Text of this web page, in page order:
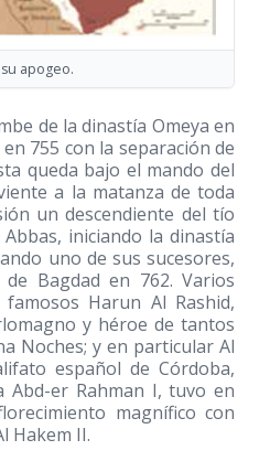
apogeo.
de la dinastía Omeya en
755 con la separación de
queda bajo el mando del
a la matanza de toda
un descendiente del tío
iniciando la dinastía
uno de sus sucesores,
Bagdad en 762. Varios
Harun Al Rashid,
y héroe de tantos
Noches; y en particular Al
español de Córdoba,
Abd-er Rahman I, tuvo en
magnífico con
Hakem II.